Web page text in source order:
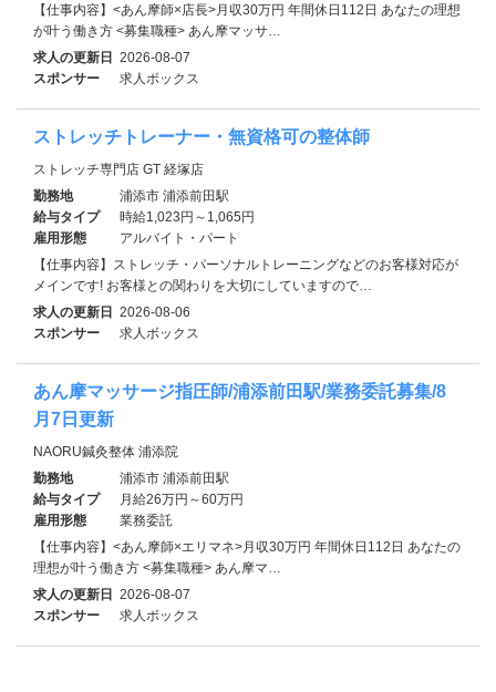
【仕事内容】<あん摩師×店長>月収30万円 年間休日112日 あなたの理想
が叶う働き方 <募集職種> あん摩マッサ…
求人の更新日 2026-08-07
スポンサー
求人ボックス
ストレッチトレーナー・無資格可の整体師
ストレッチ専門店 GT 経塚店
勤務地
浦添市 浦添前田駅
給与タイプ
時給1,023円～1,065円
雇用形態
アルバイト・パート
【仕事内容】ストレッチ・パーソナルトレーニングなどのお客様対応が
メインです! お客様との関わりを大切にしていますので…
求人の更新日 2026-08-06
スポンサー
求人ボックス
あん摩マッサージ指圧師/浦添前田駅/業務委託募集/8
月7日更新
NAORU鍼灸整体 浦添院
勤務地
浦添市 浦添前田駅
給与タイプ
月給26万円～60万円
雇用形態
業務委託
【仕事内容】<あん摩師×エリマネ>月収30万円 年間休日112日 あなたの
理想が叶う働き方 <募集職種> あん摩マ…
求人の更新日 2026-08-07
スポンサー
求人ボックス